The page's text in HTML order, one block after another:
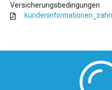
Versicherungsbedingungen